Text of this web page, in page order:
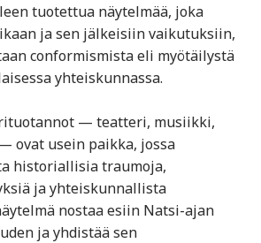
tuotettua näytelmää, joka
ja sen jälkeisiin vaikutuksiin,
conformismista eli myötäilystä
yhteiskunnassa.
— teatteri, musiikki,
ovat usein paikka, jossa
historiallisia traumoja,
ja yhteiskunnallista
nostaa esiin Natsi-ajan
ja yhdistää sen